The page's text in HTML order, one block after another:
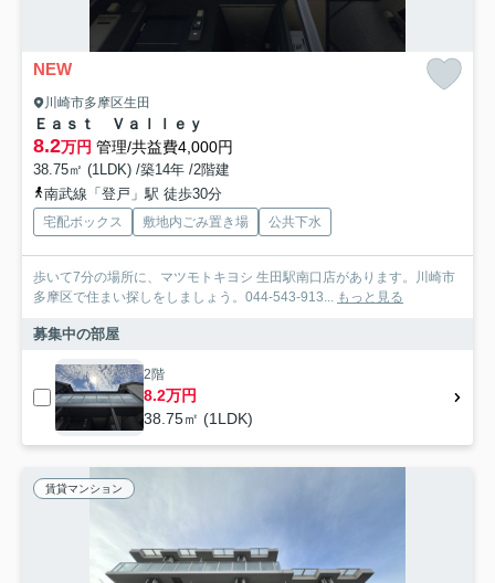
NEW
川崎市多摩区生田
Ｅａｓｔ Ｖａｌｌｅｙ
8.2万円 管理/共益費4,000円
38.75㎡ (1LDK) /築14年 /2階建
南武線「登戸」駅 徒歩30分
宅配ボックス 敷地内ごみ置き場 公共下水
歩いて7分の場所に、マツモトキヨシ 生田駅南口店があります。川崎市
多摩区で住まい探しをしましょう。044-543-913... もっと見る
募集中の部屋
2階
8.2万円
38.75㎡ (1LDK)
賃貸マンション